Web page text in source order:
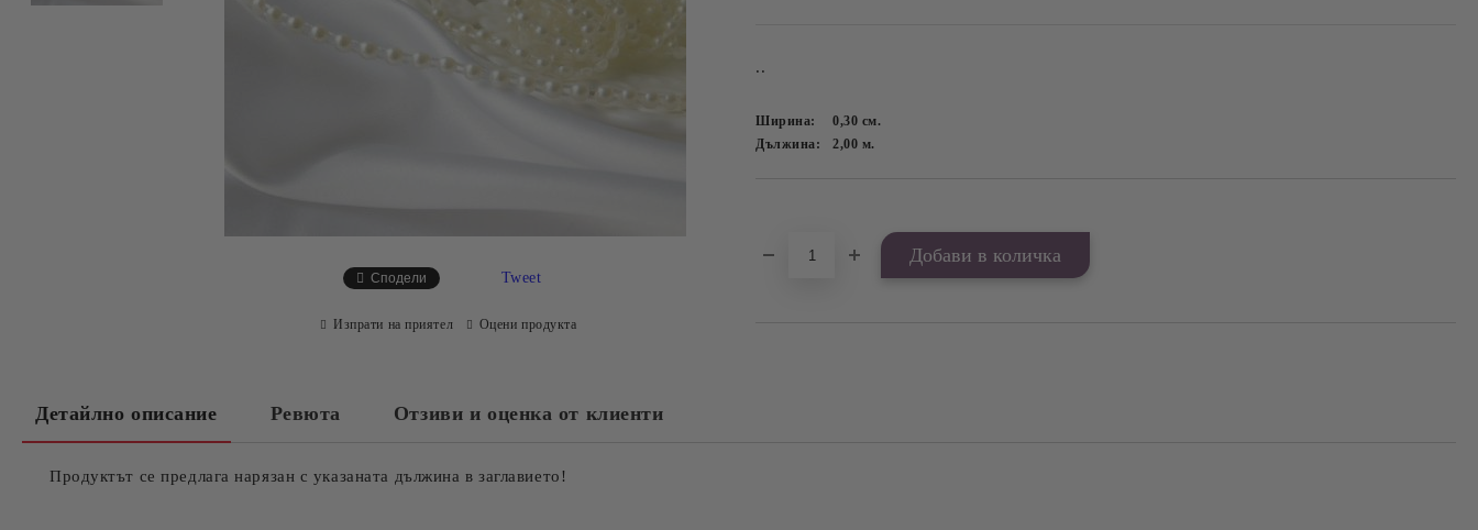
..
Ширина: 0,30 см.
Дължина:
2,00 м.
Сподели Tweet
Изпрати на приятел Оцени продукта
Детайлно описание Ревюта Отзиви и оценка от клиенти
Продуктът се предлага нарязан с указаната дължина в заглавието!